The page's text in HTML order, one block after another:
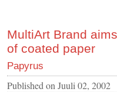
MultiArt Brand
of coated paper
Papyrus
Published on Juuli 02, 2002